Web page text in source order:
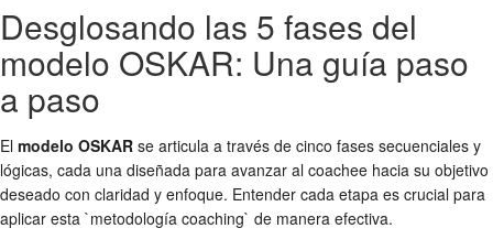
Desglosando las 5 fases del
modelo OSKAR: Una guía paso
a paso
El modelo OSKAR se articula a través de cinco fases secuenciales y
lógicas, cada una diseñada para avanzar al coachee hacia su objetivo
deseado con claridad y enfoque. Entender cada etapa es crucial para
aplicar esta `metodología coaching` de manera efectiva.